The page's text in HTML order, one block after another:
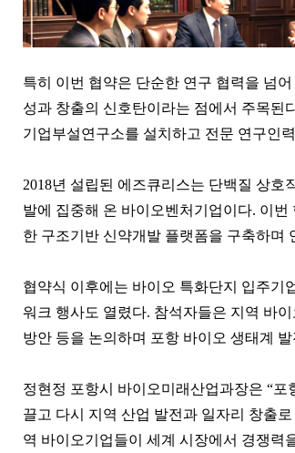
이만득
삼천리그룹
노블하임
팬클럽 참여
박창훈
신한카드
일산두산위브더제니스
팬클럽 참여
특히 이번 협약은 단순한 연구 협력을 넘
성과 창출의 신호탄이라는 점에서 주목된
기업부설연구소를 설치하고 전문 연구인
2018년 설립된 에즈큐리스는 단백질 상호
발에 집중해 온 바이오벤처기업이다. 이
한 구조기반 신약개발 플랫폼을 구축하며
협약식 이후에는 바이오 특화단지 입주기
워크 행사도 열렸다. 참석자들은 지역 바
방안 등을 논의하며 포항 바이오 생태계
정현정 포항시 바이오미래산업과장은 “포
끌고 다시 지역 산업 발전과 일자리 창출
역 바이오기업들이 세계 시장에서 경쟁력